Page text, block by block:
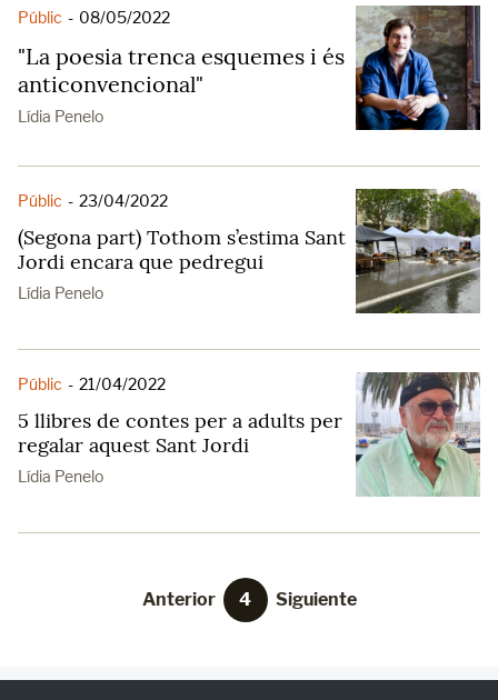
Públic - 08/05/2022
"La poesia trenca esquemes i és
anticonvencional"
Lídia Penelo
Públic - 23/04/2022
(Segona part) Tothom s’estima Sant
Jordi encara que pedregui
Lídia Penelo
Públic - 21/04/2022
5 llibres de contes per a adults per
regalar aquest Sant Jordi
Lídia Penelo
Anterior 4 Siguiente